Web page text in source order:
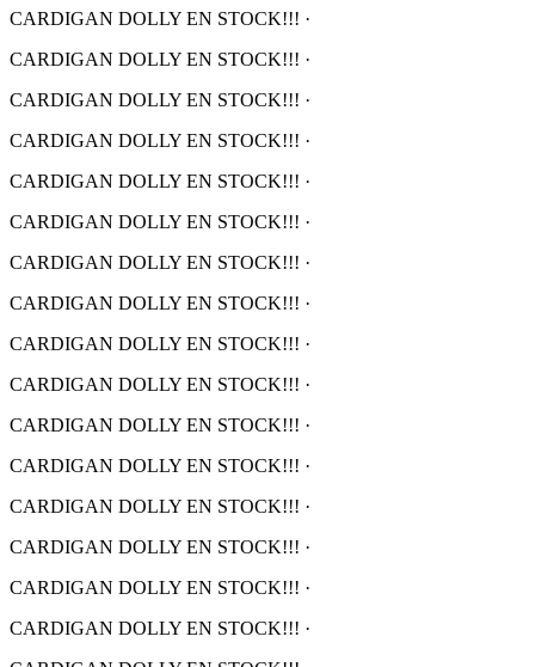
CARDIGAN DOLLY EN STOCK!!! ·
CARDIGAN DOLLY EN STOCK!!! ·
CARDIGAN DOLLY EN STOCK!!! ·
CARDIGAN DOLLY EN STOCK!!! ·
CARDIGAN DOLLY EN STOCK!!! ·
CARDIGAN DOLLY EN STOCK!!! ·
CARDIGAN DOLLY EN STOCK!!! ·
CARDIGAN DOLLY EN STOCK!!! ·
CARDIGAN DOLLY EN STOCK!!! ·
CARDIGAN DOLLY EN STOCK!!! ·
CARDIGAN DOLLY EN STOCK!!! ·
CARDIGAN DOLLY EN STOCK!!! ·
CARDIGAN DOLLY EN STOCK!!! ·
CARDIGAN DOLLY EN STOCK!!! ·
CARDIGAN DOLLY EN STOCK!!! ·
CARDIGAN DOLLY EN STOCK!!! ·